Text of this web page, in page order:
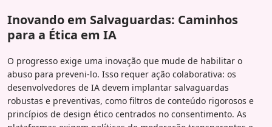
Inovando em Salvaguardas: Caminhos
para a Ética em IA
O progresso exige uma inovação que mude de habilitar o
abuso para preveni-lo. Isso requer ação colaborativa: os
desenvolvedores de IA devem implantar salvaguardas
robustas e preventivas, como filtros de conteúdo rigorosos e
princípios de design ético centrados no consentimento. As